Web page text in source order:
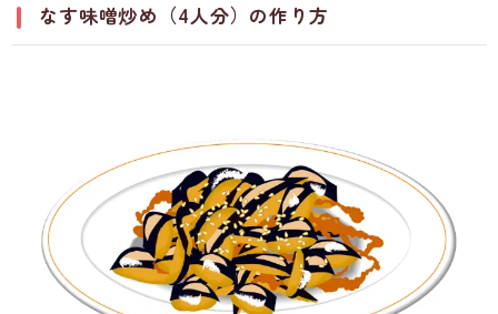
なす味噌炒め（4人分）の作り方